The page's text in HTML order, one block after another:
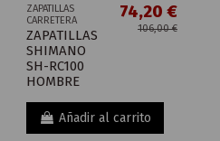
ZAPATILLAS
CARRETERA
ZAPATILLAS
SHIMANO
SH-RC100
HOMBRE
74,20 €
106,00 €
Añadir al carrito